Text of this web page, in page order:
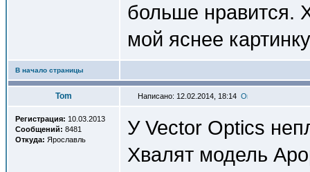
больше нравится.
мой яснее
В начало страницы
Tom Написано: 12.02.2014, 18:14
Регистрация: 10.03.2013
Сообщений: 8481
Откуда: Ярославль
У Vector Optics
Хвалят модель